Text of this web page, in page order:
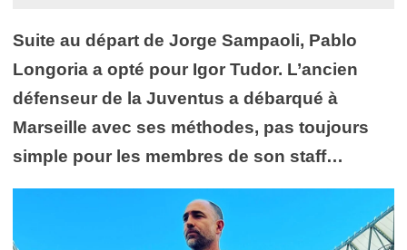
Suite au départ de Jorge Sampaoli, Pablo
Longoria a opté pour Igor Tudor. L’ancien
défenseur de la Juventus a débarqué à
Marseille avec ses méthodes, pas toujours
simple pour les membres de son staff…